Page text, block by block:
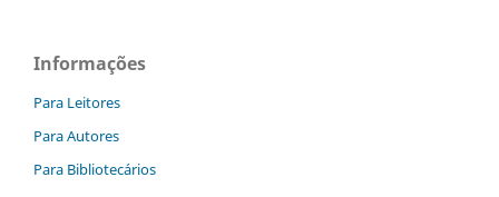
Informações
Para Leitores
Para Autores
Para Bibliotecários